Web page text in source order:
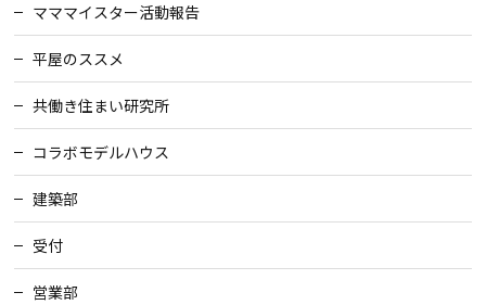
マママイスター活動報告
平屋のススメ
共働き住まい研究所
コラボモデルハウス
建築部
受付
営業部